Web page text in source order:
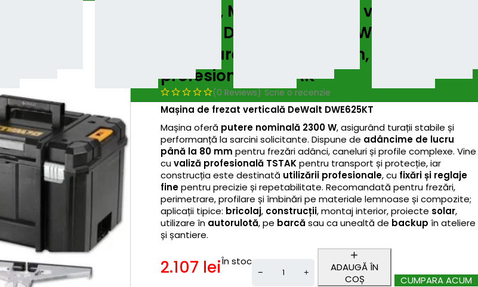
DeWalt, Mașină de frezat verticală
DeWalt DWE625KT, 2300 W, adâncime
de frezare până la 80 mm, valiză
profesională TSTAK
(0 Reviews) Scrie o recenzie
Mașina de frezat verticală DeWalt DWE625KT
Mașina oferă putere nominală 2300 W, asigurând turații stabile și
performanță la sarcini solicitante. Dispune de adâncime de lucru
până la 80 mm pentru frezări adânci, caneluri și profile complexe. Vine
cuvaliză profesională TSTAKpentru transport și protecție, iar
construcția este destinată utilizării profesionale, cu fixări și reglaje
finepentru precizie și repetabilitate. Recomandată pentru frezări,
perimetrare, profilare și îmbinări pe materiale lemnoase și compozite;
aplicații tipice: bricolaj, construcții, montaj interior, proiecte solar,
utilizare în autorulotă, pe barcăsau ca unealtă de backup în ateliere
și șantiere.
2.107 leiÎn stoc
ADAUGĂ ÎN
COȘ
CUMPARA ACUM